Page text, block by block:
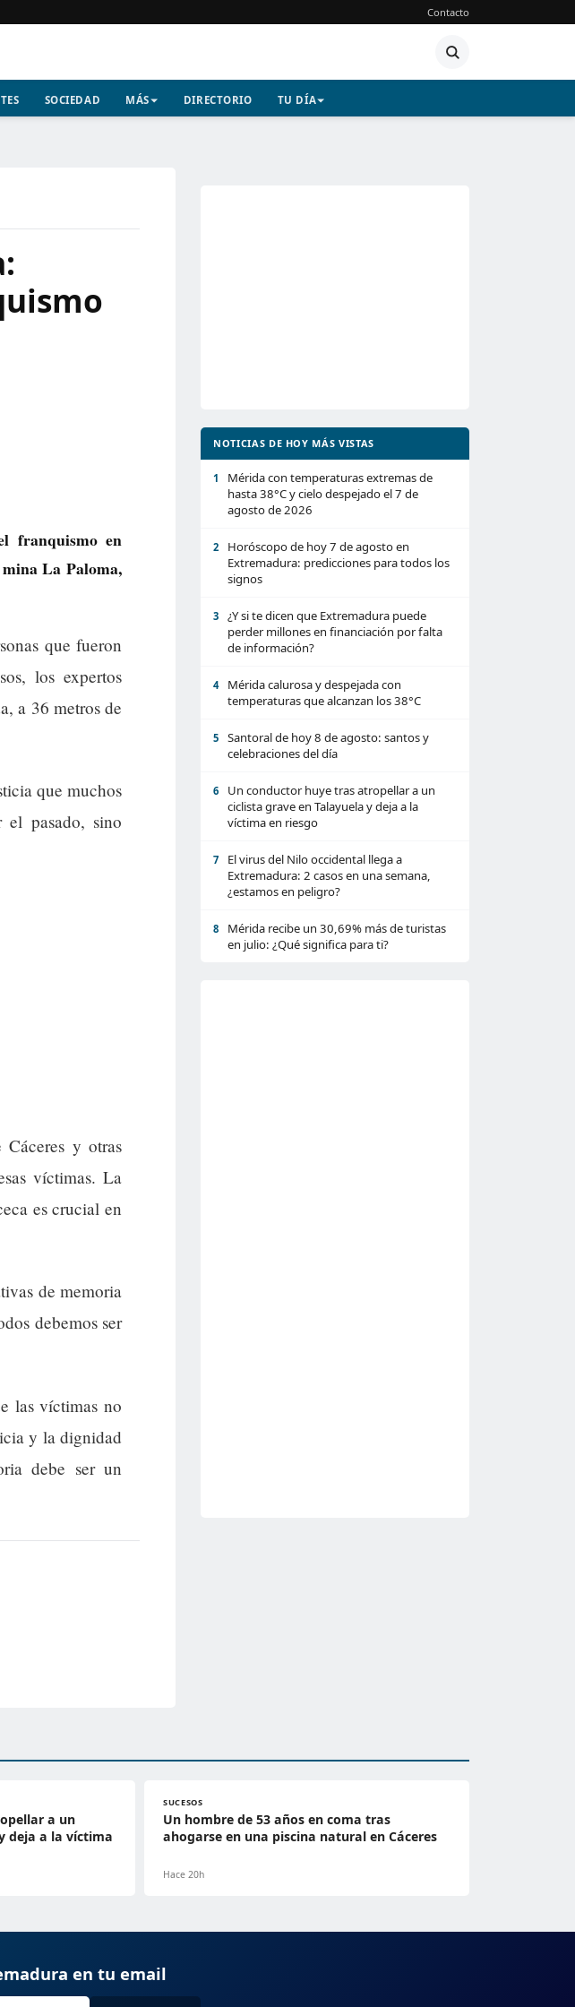
Contacto
SOCIEDAD MÁS DIRECTORIO TU DÍA
franquismo en
La Paloma,
que fueron
los expertos
a 36 metros de
que muchos
el pasado, sino
y otras
víctimas. La
es crucial en
de memoria
debemos ser
las víctimas no
y la dignidad
debe ser un
NOTICIAS DE HOY MÁS VISTAS
1
Mérida con temperaturas extremas de
hasta 38°C y cielo despejado el 7 de
agosto de 2026
2
Horóscopo de hoy 7 de agosto en
Extremadura: predicciones para todos los
signos
3
¿Y si te dicen que Extremadura puede
perder millones en financiación por falta
de información?
4
Mérida calurosa y despejada con
temperaturas que alcanzan los 38°C
5
Santoral de hoy 8 de agosto: santos y
celebraciones del día
6
Un conductor huye tras atropellar a un
ciclista grave en Talayuela y deja a la
víctima en riesgo
7
El virus del Nilo occidental llega a
Extremadura: 2 casos en una semana,
¿estamos en peligro?
8
Mérida recibe un 30,69% más de turistas
en julio: ¿Qué significa para ti?
a un
deja a la víctima
SUCESOS
Un hombre de 53 años en coma tras
ahogarse en una piscina natural en Cáceres
Hace 20h
en tu email